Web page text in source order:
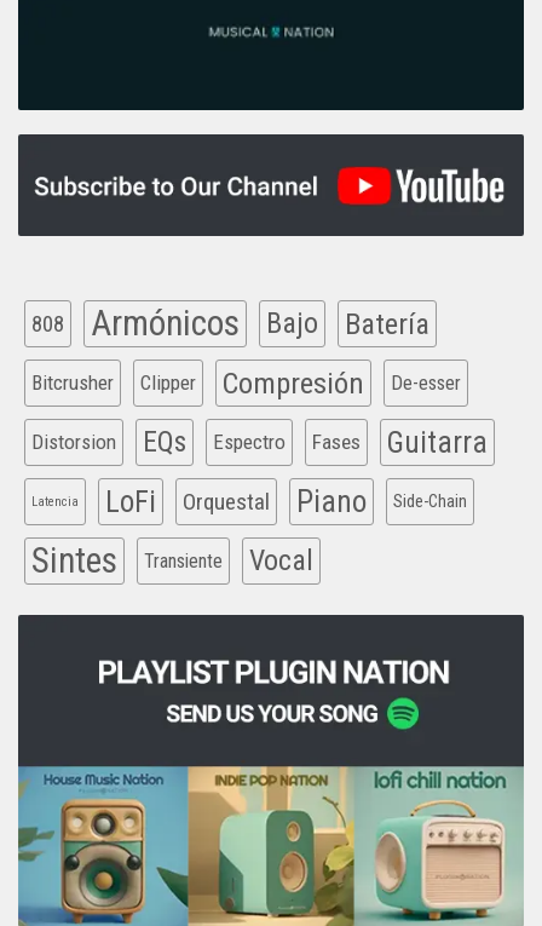
808 Armónicos Bajo Batería
Bitcrusher Clipper Compresión De-esser
Distorsion EQs Espectro Fases Guitarra
Latencia LoFi Orquestal Piano Side-Chain
Sintes Transiente Vocal